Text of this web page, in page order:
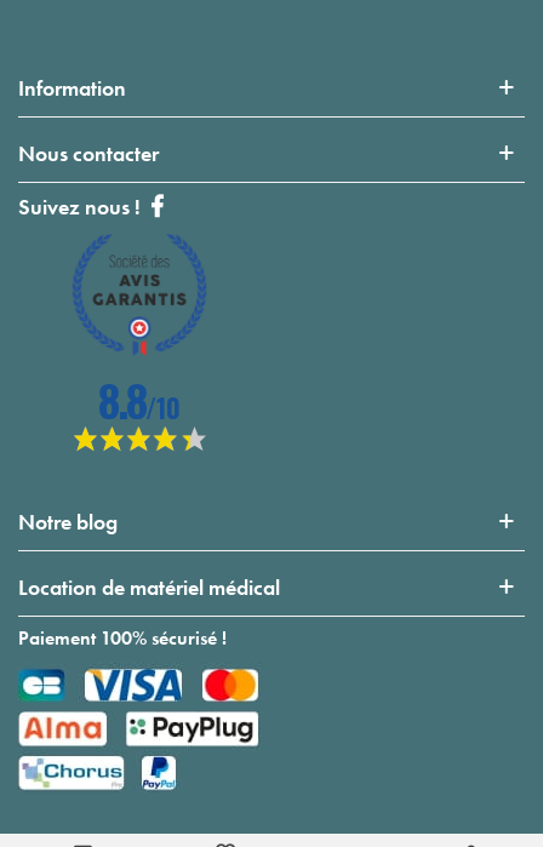
Information
Nous contacter
Suivez nous !
Notre blog
Location de matériel médical
Paiement 100% sécurisé !